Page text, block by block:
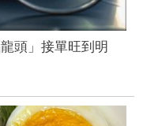
頭」接單旺到明